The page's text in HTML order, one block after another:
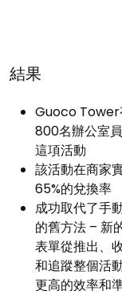
結果
Guoco Tower
800名辦公室
這項活動
該活動在商家
65%的兌換率
成功取代了手
的舊方法 – 新
表單從推出、
和追蹤整個活
更高的效率和